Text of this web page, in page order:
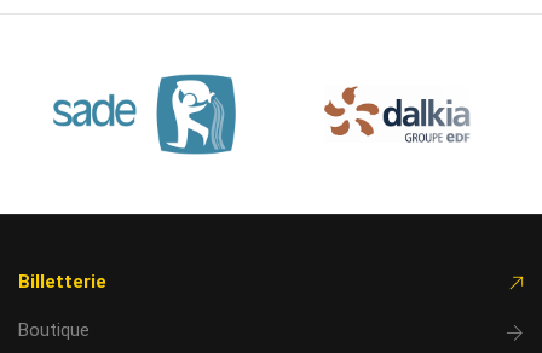
Billetterie
Boutique